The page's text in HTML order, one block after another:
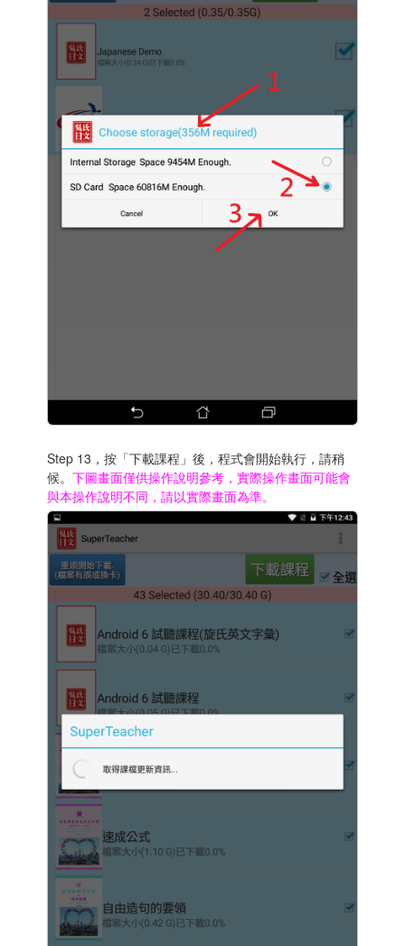
Step 13，按「下載課程」後，程式會開始執行，請稍
候。下圖畫面僅供操作說明參考，實際操作畫面可能會
與本操作說明不同，請以實際畫面為準。